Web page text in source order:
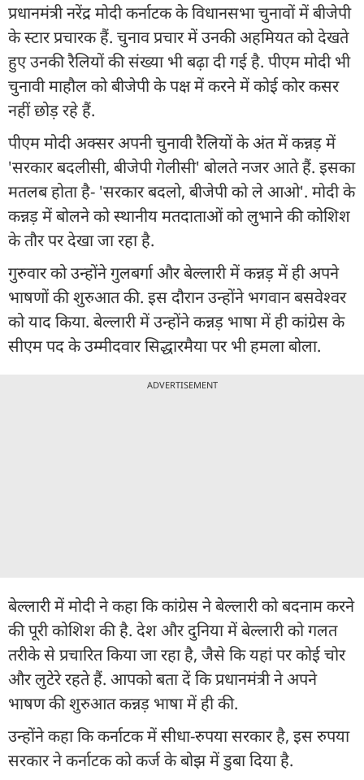
प्रधानमंत्री नरेंद्र मोदी कर्नाटक के विधानसभा चुनावों में बीजेपी
के स्टार प्रचारक हैं. चुनाव प्रचार में उनकी अहमियत को देखते
हुए उनकी रैलियों की संख्या भी बढ़ा दी गई है. पीएम मोदी भी
चुनावी माहौल को बीजेपी के पक्ष में करने में कोई कोर कसर
नहीं छोड़ रहे हैं.
पीएम मोदी अक्सर अपनी चुनावी रैलियों के अंत में कन्नड़ में
'सरकार बदलीसी, बीजेपी गेलीसी' बोलते नजर आते हैं. इसका
मतलब होता है- 'सरकार बदलो, बीजेपी को ले आओ'. मोदी के
कन्नड़ में बोलने को स्थानीय मतदाताओं को लुभाने की कोशिश
के तौर पर देखा जा रहा है.
गुरुवार को उन्होंने गुलबर्गा और बेल्लारी में कन्नड़ में ही अपने
भाषणों की शुरुआत की. इस दौरान उन्होंने भगवान बसवेश्वर
को याद किया. बेल्लारी में उन्होंने कन्नड़ भाषा में ही कांग्रेस के
सीएम पद के उम्मीदवार सिद्धारमैया पर भी हमला बोला.
ADVERTISEMENT
बेल्लारी में मोदी ने कहा कि कांग्रेस ने बेल्लारी को बदनाम करने
की पूरी कोशिश की है. देश और दुनिया में बेल्लारी को गलत
तरीके से प्रचारित किया जा रहा है, जैसे कि यहां पर कोई चोर
और लुटेरे रहते हैं. आपको बता दें कि प्रधानमंत्री ने अपने
भाषण की शुरुआत कन्नड़ भाषा में ही की.
उन्होंने कहा कि कर्नाटक में सीधा-रुपया सरकार है, इस रुपया
सरकार ने कर्नाटक को कर्ज के बोझ में डुबा दिया है.